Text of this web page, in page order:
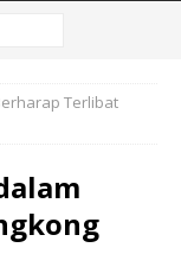
Terlibat